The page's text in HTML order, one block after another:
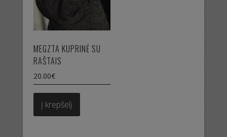
MEGZTA KUPRINĖ SU
RAŠTAIS
20.00€
Į krepšelį